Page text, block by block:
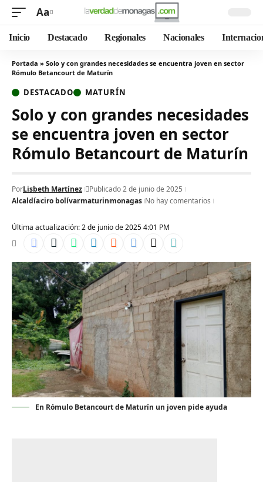
Aa
Inicio Destacado Regionales Nacionales
Portada » Solo y con grandes necesidades se encuentra joven en sector
Rómulo Betancourt de Maturín
DESTACADO MATURÍN
Solo y con grandes necesidades
se encuentra joven en sector
Rómulo Betancourt de Maturín
Última actualización: 2 de junio de 2025 4:01 PM
PorLisbeth Martínez
Publicado 2 de junio de 2025
Alcaldíaciro bolívarmaturinmonagas No hay comentarios
En Rómulo Betancourt de Maturín un joven pide ayuda